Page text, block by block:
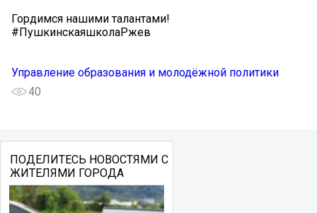
Гордимся нашими талантами!️
#ПушкинскаяшколаРжев
Управление образования и молодёжной политики
40
ПОДЕЛИТЕСЬ НОВОСТЯМИ С
ЖИТЕЛЯМИ ГОРОДА